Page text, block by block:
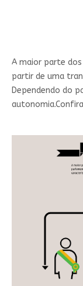
A maior parte
partir de uma
Dependendo do